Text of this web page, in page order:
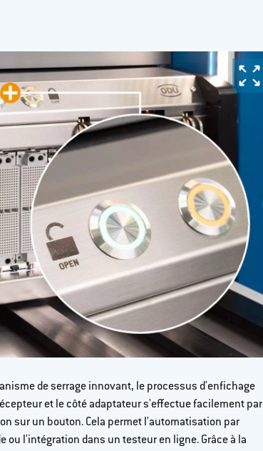
de serrage innovant, le processus d'enfichage
et le côté adaptateur s'effectue facilement par
sur un bouton. Cela permet l'automatisation par
ou l'intégration dans un testeur en ligne. Grâce à la